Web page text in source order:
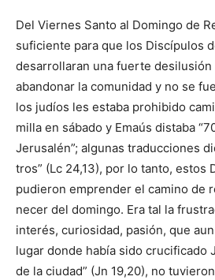
Del Viernes Santo al Domingo de
suficiente para que los Discípulos
desarrollaran una fuerte de­silusión
abando­nar la comunidad y no se
los judíos les estaba prohibido
milla en sábado y Emaús distaba
Jerusalén”; algunas traducciones
tros” (Lc 24,13), por lo tanto, estos
pudieron emprender el camino de
necer del domingo. Era tal la
interés, curiosidad, pasión, que
lugar donde había sido crucificado
de la ciudad” (Jn 19,20), no